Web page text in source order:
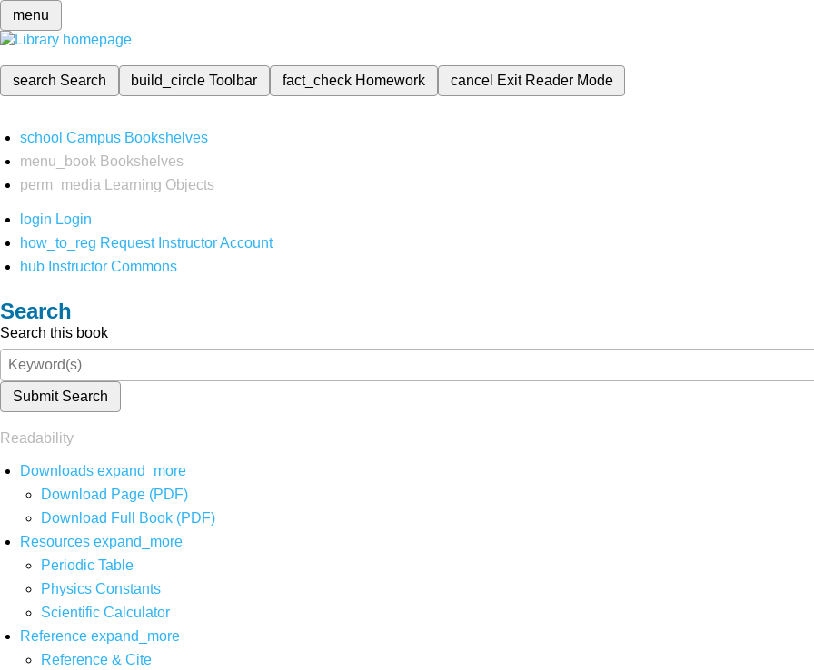
menu
search Search build_circleToolbar fact_check Homework cancel Exit Reader Mode
school Campus Bookshelves
menu_book Bookshelves
perm_media
Learning Objects
login Login
how_to_reg Request Instructor Account
hub Instructor Commons
Search
Search this book
Submit Search
Readability
Downloads expand_more
Download Page (PDF)
Download Full Book (PDF)
Resources expand_more
Periodic Table
Physics Constants
Scientific Calculator
Reference expand_more
Reference & Cite